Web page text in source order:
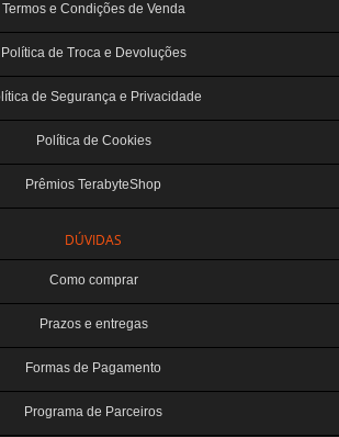
Termos e Condições de Venda
Política de Troca e Devoluções
de Segurança e Privacidade
Política de Cookies
Prêmios TerabyteShop
DÚVIDAS
Como comprar
Prazos e entregas
Formas de Pagamento
Programa de Parceiros